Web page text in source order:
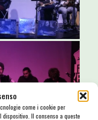
come i cookie per
Il consenso a queste